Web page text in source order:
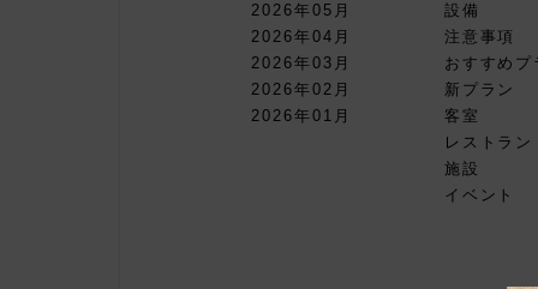
2026年05月
2026年04月
2026年03月
2026年02月
2026年01月
設備
注意事項
おすすめプ
新プラン
客室
レストラン
施設
イベント